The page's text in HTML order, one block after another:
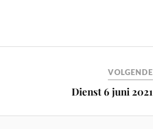
VOLGENDE
Dienst 6 juni 2021